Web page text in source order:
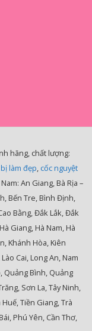
hãng, chất lượng:
làm đẹp, cốc nguyệt
An Giang, Bà Rịa –
Bến Tre, Bình Định,
Bằng, Đắk Lắk, Đắk
Giang, Hà Nam, Hà
Khánh Hòa, Kiên
Cai, Long An, Nam
Quảng Bình, Quảng
Sơn La, Tây Ninh,
Tiền Giang, Trà
Phú Yên, Cần Thơ,